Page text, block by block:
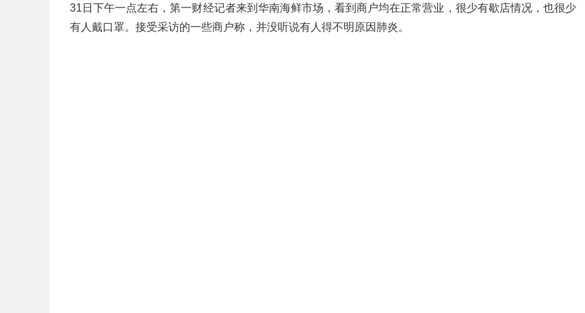
31日下午一点左右，第一财经记者来到华南海鲜市场，看到商户均在正常营业，很少有歇店情况，也很少
有人戴口罩。接受采访的一些商户称，并没听说有人得不明原因肺炎。